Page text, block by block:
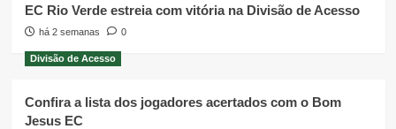
EC Rio Verde estreia com vitória na Divisão de Acesso
há 2 semanas 0
Divisão de Acesso
Confira a lista dos jogadores acertados com o Bom
Jesus EC